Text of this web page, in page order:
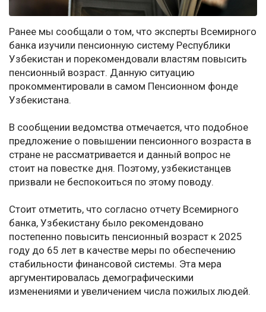
Ранее мы сообщали о том, что эксперты Всемирного
банка изучили пенсионную систему Республики
Узбекистан и порекомендовали властям повысить
пенсионный возраст. Данную ситуацию
прокомментировали в самом Пенсионном фонде
Узбекистана.
В сообщении ведомства отмечается, что подобное
предложение о повышении пенсионного возраста в
стране не рассматривается и данный вопрос не
стоит на повестке дня. Поэтому, узбекистанцев
призвали не беспокоиться по этому поводу.
Стоит отметить, что согласно отчету Всемирного
банка, Узбекистану было рекомендовано
постепенно повысить пенсионный возраст к 2025
году до 65 лет в качестве меры по обеспечению
стабильности финансовой системы. Эта мера
аргументировалась демографическими
изменениями и увеличением числа пожилых людей.